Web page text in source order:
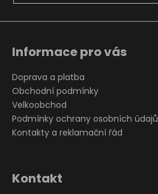
Informace pro vás
Doprava a platba
Obchodní podmínky
Velkoobchod
Podmínky ochrany osobních údajů
Kontakty a reklamační řád
Kontakt